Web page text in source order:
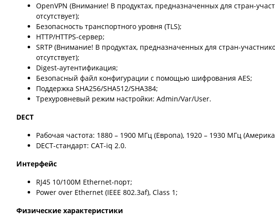
OpenVPN (Внимание! В продуктах, предназначенных для стран-
отсутствует);
Безопасность транспортного уровня (TLS);
HTTP/HTTPS-сервер;
SRTP (Внимание! В продуктах, предназначенных для стран-
отсутствует);
Digest-аутентификация;
Безопасный файл конфигурации с помощью шифрования AES;
Поддержка SHA256/SHA512/SHA384;
Трехуровневый режим настройки: Admin/Var/User.
DECT
Рабочая частота: 1880 – 1900 МГц (Европа), 1920 – 1930 МГц
DECT-стандарт: CAT-iq 2.0.
Интерфейс
RJ45 10/100M Ethernet-порт;
Power over Ethernet (IEEE 802.3af), Class 1;
Физические характеристики